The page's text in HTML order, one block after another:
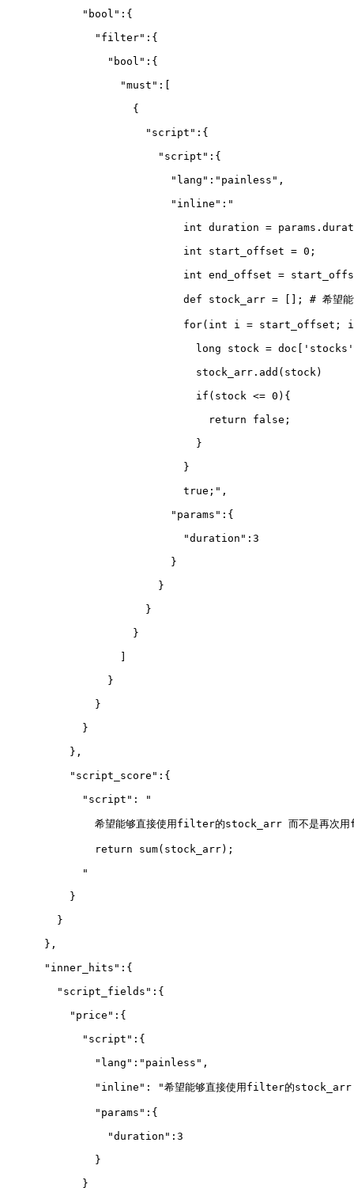
"bool":{
"filter":{
"bool":{
"must":
{
"script":{
"script":{
"lang":"painless",
"inline":"
int duration =
int start_offset = 0;
int end_offset = start_offset +
def stock_arr = ]; # 希望能
for(int i = start_offset; i <=
long stock = doc
stock_arr.add(stock)
if(stock <= 0){
return false;
}
}
true;",
"params":{
"duration":3
}
}
}
}
}
}
}
},
"script_score":{
"script": "
希望能够直接使用filter的stock_arr 而不是再次用
return sum(stock_arr);
"
}
}
},
"inner_hits":{
"script_fields":{
"price":{
"script":{
"lang":"painless",
"inline": "希望能够直接使用filter的stock_arr 而不
"params":{
"duration":3
}
}